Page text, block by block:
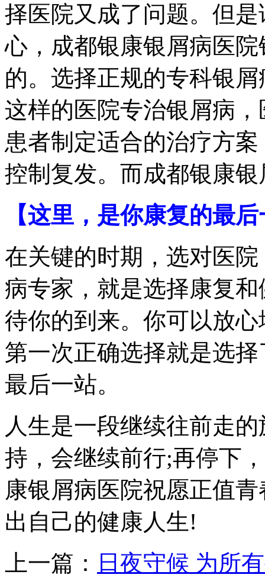
择医院又成了问题。但
心，成都银康银屑病医
的。选择正规的专科银
这样的医院专治银屑病
患者制定适合的治疗方
控制复发。而成都银康
【这里，是你康复的最
在关键的时期，选对医
病专家，就是选择康复
待你的到来。你可以放
第一次正确选择就是选
最后一站。
人生是一段继续往前走
持，会继续前行;再停下
康银屑病医院祝愿正值
出自己的健康人生!
上一篇：
日夜守候 为所